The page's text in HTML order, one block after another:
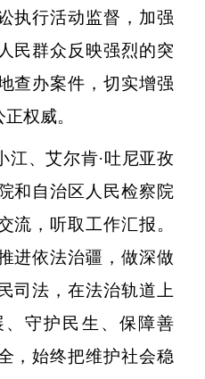
执行活动监督，加强
民群众反映强烈的突
查办案件，切实增强
权威。
、艾尔肯·吐尼亚孜
和自治区人民检察院
流，听取工作汇报。
进依法治疆，做深做
司法，在法治轨道上
守护民生、保障善
，始终把维护社会稳